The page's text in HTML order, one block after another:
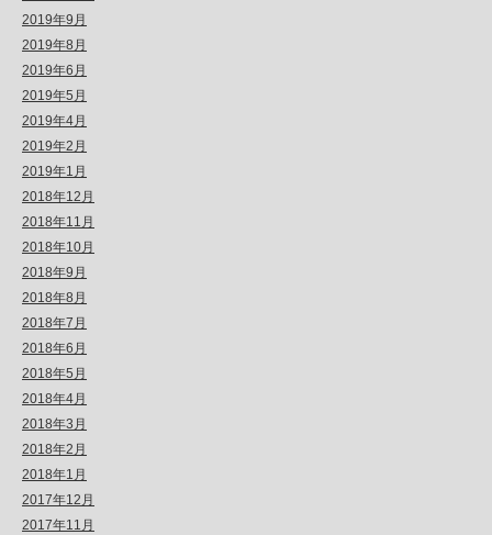
2019年9月
2019年8月
2019年6月
2019年5月
2019年4月
2019年2月
2019年1月
2018年12月
2018年11月
2018年10月
2018年9月
2018年8月
2018年7月
2018年6月
2018年5月
2018年4月
2018年3月
2018年2月
2018年1月
2017年12月
2017年11月